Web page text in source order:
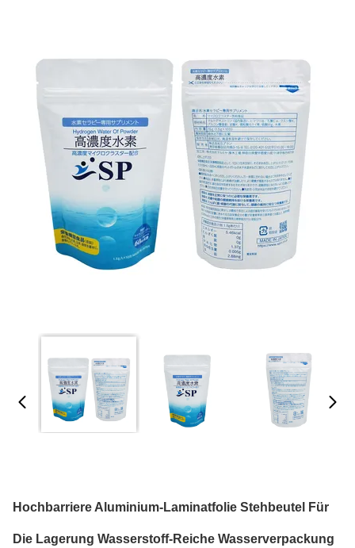
Hochbarriere Aluminium-Laminatfolie Stehbeutel Für
Die Lagerung Wasserstoff-Reiche Wasserverpackung